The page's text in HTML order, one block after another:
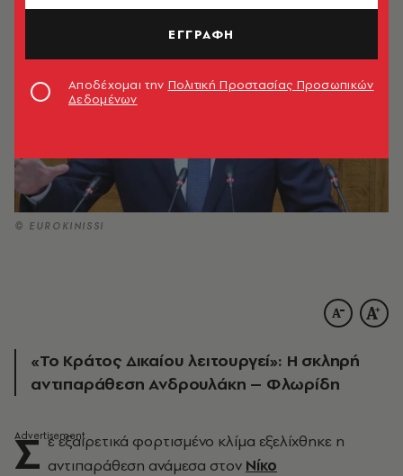
© EUROKINISSI
«Το Κράτος Δικαίου λειτουργεί»: Η σκληρή
αντιπαράθεση Ανδρουλάκη – Φλωρίδη
Σ ε εξαιρετικά φορτισμένο κλίμα εξελίχθηκε η
αντιπαράθεση ανάμεσα στον Νίκο
ΕΓΓΡΑΦΗ
Αποδέχομαι την Πολιτική Προστασίας Προσωπικών
Δεδομένων